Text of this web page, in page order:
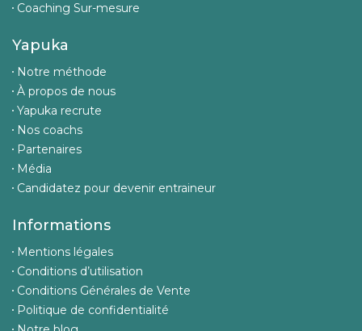
Coaching Sur-mesure
Yapuka
Notre méthode
À propos de nous
Yapuka recrute
Nos coachs
Partenaires
Média
Candidatez pour devenir entraineur
Informations
Mentions légales
Conditions d’utilisation
Conditions Générales de Vente
Politique de confidentialité